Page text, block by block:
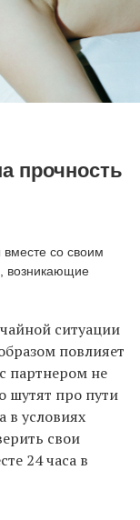
прочность
вместе со своим
возникающие
ситуации
повлияет
партнером не
шутят про пути
в условиях
свои
24 часа в